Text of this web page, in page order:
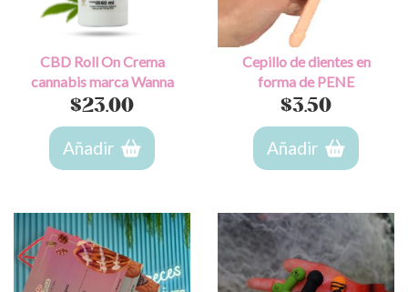
CBD Roll On Crema
cannabis marca Wanna
$23.00
Añadir
Cepillo de dientes en
forma de PENE
$3.50
Añadir